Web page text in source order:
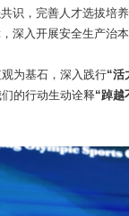
识， 完善人才选拔培
， 深入开展安全生产治
为基石，深入践行“活
的行动生动诠释“踔越